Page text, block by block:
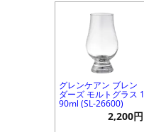
グレンケアン ブレン
ダーズ モルトグラス 1
90ml (SL-26600)
2,200円